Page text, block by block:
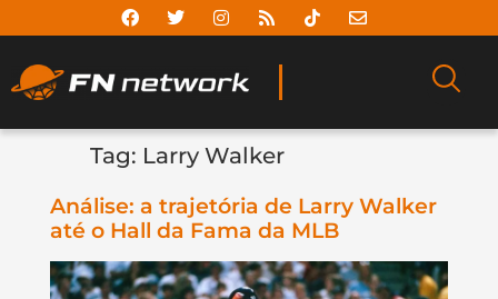
Tag: Larry Walker
Análise: a trajetória de Larry Walker
até o Hall da Fama da MLB